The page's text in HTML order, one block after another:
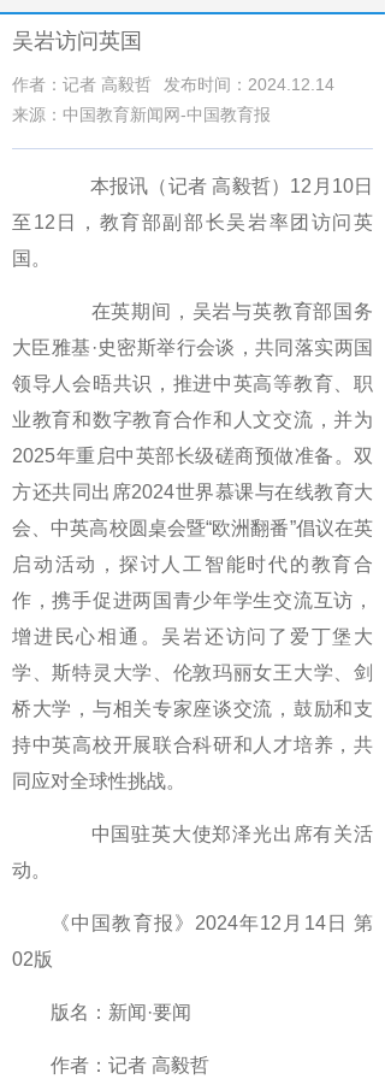
吴岩访问英国
作者：记者 高毅哲
发布时间：2024.12.14
来源：中国教育新闻网-中国教育报
本报讯（记者 高毅哲）12月10日
至12日，教育部副部长吴岩率团访问英
国。
在英期间，吴岩与英教育部国务
大臣雅基·史密斯举行会谈，共同落实两国
领导人会晤共识，推进中英高等教育、职
业教育和数字教育合作和人文交流，并为
2025年重启中英部长级磋商预做准备。双
方还共同出席2024世界慕课与在线教育大
会、中英高校圆桌会暨“欧洲翻番”倡议在英
启动活动，探讨人工智能时代的教育合
作，携手促进两国青少年学生交流互访，
增进民心相通。吴岩还访问了爱丁堡大
学、斯特灵大学、伦敦玛丽女王大学、剑
桥大学，与相关专家座谈交流，鼓励和支
持中英高校开展联合科研和人才培养，共
同应对全球性挑战。
中国驻英大使郑泽光出席有关活
动。
《中国教育报》2024年12月14日 第
02版
版名：新闻·要闻
作者：记者 高毅哲